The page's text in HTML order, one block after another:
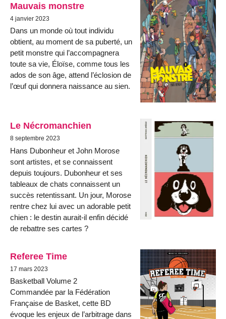
Mauvais monstre
4 janvier 2023
Dans un monde où tout individu
obtient, au moment de sa puberté, un
petit monstre qui l’accompagnera
toute sa vie, Éloïse, comme tous les
ados de son âge, attend l’éclosion de
l’œuf qui donnera naissance au sien.
Le Nécromanchien
8 septembre 2023
Hans Dubonheur et John Morose
sont artistes, et se connaissent
depuis toujours. Dubonheur et ses
tableaux de chats connaissent un
succès retentissant. Un jour, Morose
rentre chez lui avec un adorable petit
chien : le destin aurait-il enfin décidé
de rebattre ses cartes ?
Referee Time
17 mars 2023
Basketball Volume 2
Commandée par la Fédération
Française de Basket, cette BD
évoque les enjeux de l’arbitrage dans